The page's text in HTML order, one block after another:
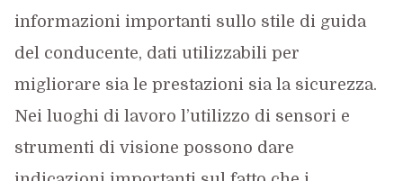
informazioni importanti sullo stile di guida
del conducente, dati utilizzabili per
migliorare sia le prestazioni sia la sicurezza.
Nei luoghi di lavoro l’utilizzo di sensori e
strumenti di visione possono dare